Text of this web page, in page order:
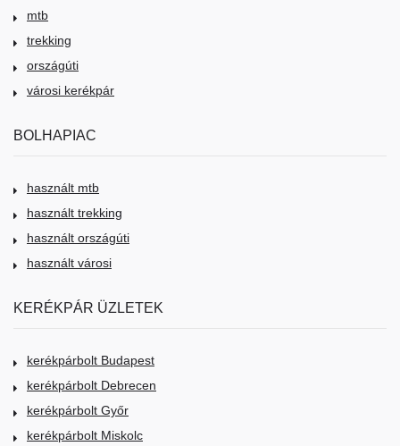
mtb
trekking
országúti
városi kerékpár
BOLHAPIAC
használt mtb
használt trekking
használt országúti
használt városi
KERÉKPÁR ÜZLETEK
kerékpárbolt Budapest
kerékpárbolt Debrecen
kerékpárbolt Győr
kerékpárbolt Miskolc